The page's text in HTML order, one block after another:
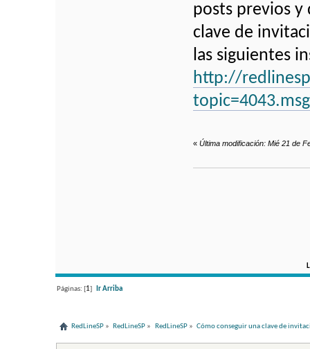
posts previos y
clave de
las siguientes
http://
«Última modificación: Mié 21 de
Páginas: [1] Ir Arriba
RedLineSP » RedLineSP » RedLineSP» Cómo conseguir una clave de